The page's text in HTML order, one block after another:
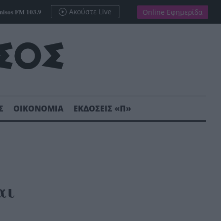
FM 103.9 Ακούστε Live Online Εφημερίδα
ΟΙΚΟΝΟΜΙΑ ΕΚΔΟΣΕΙΣ «Π»